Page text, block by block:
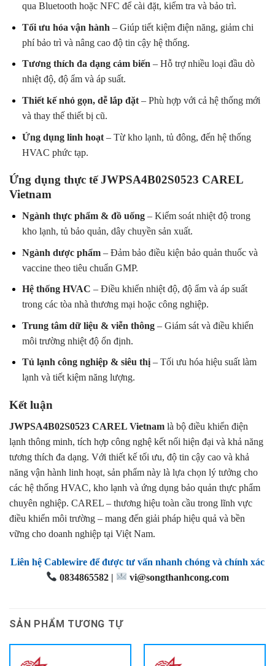
qua Bluetooth hoặc NFC để cài đặt, kiểm tra và bảo trì.
Tối ưu hóa vận hành – Giúp tiết kiệm điện năng, giảm chi
phí bảo trì và nâng cao độ tin cậy hệ thống.
Tương thích đa dạng cảm biến– Hỗ trợ nhiều loại đầu dò
nhiệt độ, độ ẩm và áp suất.
Thiết kế nhỏ gọn, dễ lắp đặt– Phù hợp với cả hệ thống mới
và thay thế thiết bị cũ.
Ứng dụng linh hoạt– Từ kho lạnh, tủ đông, đến hệ thống
HVAC phức tạp.
Ứng dụng thực tế JWPSA4B02S0523 CAREL
Vietnam
Ngành thực phẩm & đồ uống– Kiểm soát nhiệt độ trong
kho lạnh, tủ bảo quản, dây chuyền sản xuất.
Ngành dược phẩm– Đảm bảo điều kiện bảo quản thuốc và
vaccine theo tiêu chuẩn GMP.
Hệ thống HVAC – Điều khiển nhiệt độ, độ ẩm và áp suất
trong các tòa nhà thương mại hoặc công nghiệp.
Trung tâm dữ liệu & viễn thông– Giám sát và điều khiển
môi trường nhiệt độ ổn định.
Tủ lạnh công nghiệp & siêu thị– Tối ưu hóa hiệu suất làm
lạnh và tiết kiệm năng lượng.
Kết luận
JWPSA4B02S0523 CAREL Vietnam là bộ điều khiển điện
lạnh thông minh, tích hợp công nghệ kết nối hiện đại và khả năng
tương thích đa dạng. Với thiết kế tối ưu, độ tin cậy cao và khả
năng vận hành linh hoạt, sản phẩm này là lựa chọn lý tưởng cho
các hệ thống HVAC, kho lạnh và ứng dụng bảo quản thực phẩm
chuyên nghiệp. CAREL – thương hiệu toàn cầu trong lĩnh vực
điều khiển môi trường – mang đến giải pháp hiệu quả và bền
vững cho doanh nghiệp tại Việt Nam.
Liên hệ Cablewire để được tư vấn nhanh chóng và chính xác
0834865582 |
vi@songthanhcong.com
SẢN PHẨM TƯƠNG TỰ